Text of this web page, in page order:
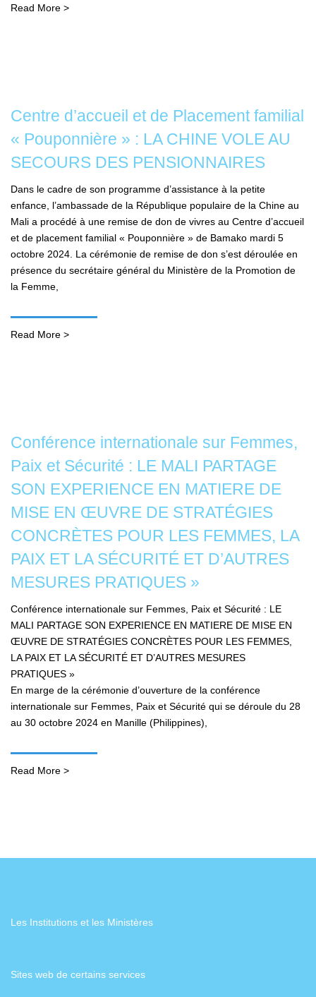
Read More >
Centre d’accueil et de Placement familial
« Pouponnière » : LA CHINE VOLE AU
SECOURS DES PENSIONNAIRES
Dans le cadre de son programme d’assistance à la petite
enfance, l’ambassade de la République populaire de la Chine au
Mali a procédé à une remise de don de vivres au Centre d’accueil
et de placement familial « Pouponnière » de Bamako mardi 5
octobre 2024. La cérémonie de remise de don s’est déroulée en
présence du secrétaire général du Ministère de la Promotion de
la Femme,
Read More >
Conférence internationale sur Femmes,
Paix et Sécurité : LE MALI PARTAGE
SON EXPERIENCE EN MATIERE DE
MISE EN ŒUVRE DE STRATÉGIES
CONCRÈTES POUR LES FEMMES, LA
PAIX ET LA SÉCURITÉ ET D’AUTRES
MESURES PRATIQUES »
Conférence internationale sur Femmes, Paix et Sécurité : LE
MALI PARTAGE SON EXPERIENCE EN MATIERE DE MISE EN
ŒUVRE DE STRATÉGIES CONCRÈTES POUR LES FEMMES,
LA PAIX ET LA SÉCURITÉ ET D’AUTRES MESURES
PRATIQUES »
En marge de la cérémonie d’ouverture de la conférence
internationale sur Femmes, Paix et Sécurité qui se déroule du 28
au 30 octobre 2024 en Manille (Philippines),
Read More >
Les Institutions et les Ministères
Sites web de certains services